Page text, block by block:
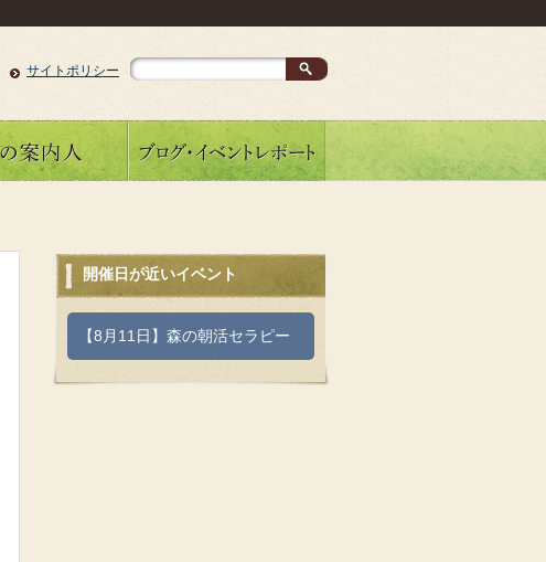
サイトポリシー
開催日が近いイベント
【8月11日】森の朝活セラピー